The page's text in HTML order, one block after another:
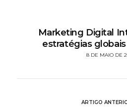
Marketing Digital
estratégias
8 DE MAIO DE
ARTIGO